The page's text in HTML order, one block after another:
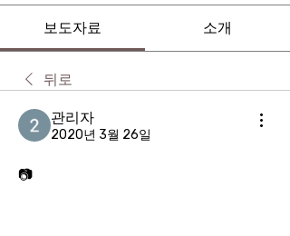
보도자료 소개
뒤로
관리자
2020년 3월 26일
📷